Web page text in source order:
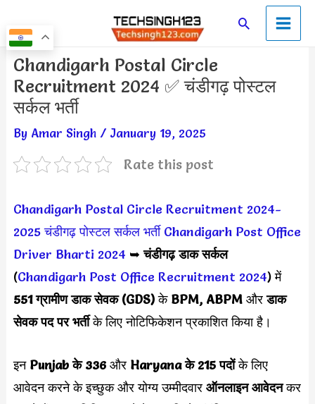
to
content
SearchMain
Menu
Chandigarh Postal Circle
Recruitment 2024 ✅ चंडीगढ़ पोस्टल
सर्कल भर्ती
By Amar Singh / January 19, 2025
Rate this post
Chandigarh Postal Circle Recruitment 2024-
2025 चंडीगढ़ पोस्टल सर्कल भर्ती Chandigarh Post Office
Driver Bharti 2024 ➥ चंडीगढ़ डाक सर्कल
(Chandigarh Post Office Recruitment 2024) में
551 ग्रामीण डाक सेवक (GDS)के BPM, ABPM औरडाक
सेवक पद पर भर्तीके लिए नोटिफिकेशन प्रकाशित किया है।
इनPunjab के 336 और Haryana के 215 पदोंके लिए
आवेदन करने के इच्छुक और योग्य उम्मीदवार ऑनलाइन आवेदनकर
Post
navigation